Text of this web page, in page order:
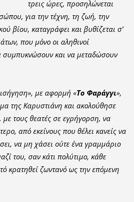
τρεις ώρες, προσηλώνεται
για την τέχνη, τη ζωή, την
βίου, καταγράφει και βυθίζεται σ’
που μόνο οι αληθινοί
συμπυκνώσουν και να μεταδώσουν
με αφορμή «Το Φαράγγι»,
της Καρυστιάνη και ακολούθησε
με τους θεατές σε εγρήγορση, να
από εκείνους που θέλει κανείς να
να μη χάσει ούτε ένα γραμμάριο
του, σαν κάτι πολύτιμο, κάθε
κρατηθεί ζωντανό ως την επόμενη